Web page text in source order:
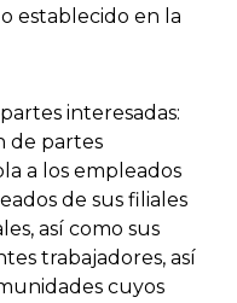
establecido en la
interesadas:
de partes
a los empleados
de sus filiales
así como sus
trabajadores, así
cuyos